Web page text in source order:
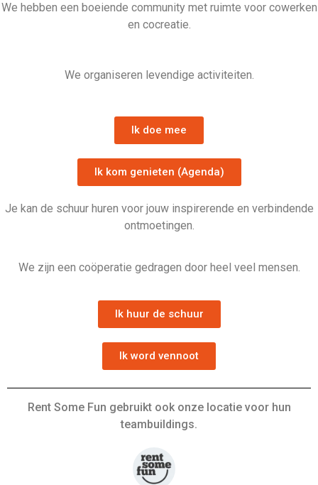
We hebben een boeiende community met ruimte voor cowerken
en cocreatie.
We organiseren levendige activiteiten.
Ik doe mee
Ik kom genieten (Agenda)
Je kan de schuur huren voor jouw inspirerende en verbindende
ontmoetingen.
We zijn een coöperatie gedragen door heel veel mensen.
Ik huur de schuur
Ik word vennoot
Rent Some Fun gebruikt ook onze locatie voor hun
teambuildings.